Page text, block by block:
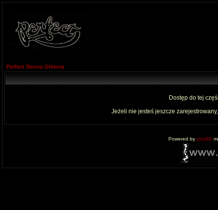
Perfect Strona Główna
Dostęp do tej
Jeżeli nie jesteś jeszcze
Powered by phpBB